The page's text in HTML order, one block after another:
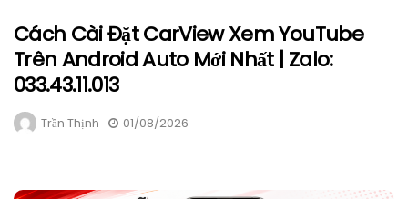
Cách Cài Đặt CarView Xem YouTube
Trên Android Auto Mới Nhất | Zalo:
033.43.11.013
Trần Thịnh 01/08/2026